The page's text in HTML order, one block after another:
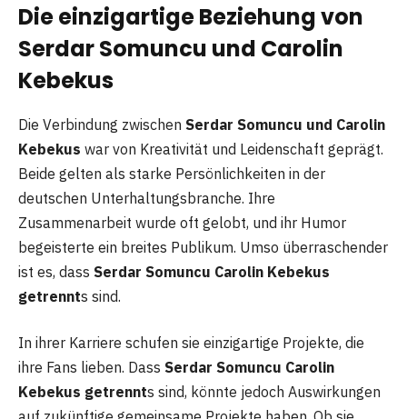
Die einzigartige Beziehung von
Serdar Somuncu und Carolin
Kebekus
Die Verbindung zwischen Serdar Somuncu und Carolin
Kebekus war von Kreativität und Leidenschaft geprägt.
Beide gelten als starke Persönlichkeiten in der
deutschen Unterhaltungsbranche. Ihre
Zusammenarbeit wurde oft gelobt, und ihr Humor
begeisterte ein breites Publikum. Umso überraschender
ist es, dass Serdar Somuncu Carolin Kebekus
getrennts sind.
In ihrer Karriere schufen sie einzigartige Projekte, die
ihre Fans lieben. Dass Serdar Somuncu Carolin
Kebekus getrennts sind, könnte jedoch Auswirkungen